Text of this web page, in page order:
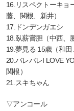
16.リスペクトーキョ
藤、関根、新井）
17.ドンデンガエシ
18.臥薪嘗胆（中西、
19.夢見る 15歳（和田
20.バレバレI LOVE
関根）
21.スキちゃん
▽アンコール